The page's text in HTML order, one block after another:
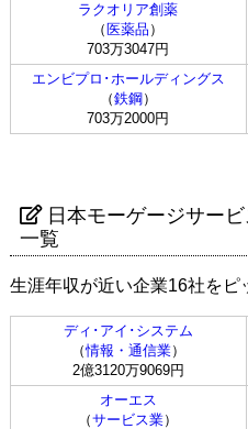
ラクオリア創薬
（ 医薬品 ）
703万3047円
エンビプロ･ホールディングス
（鉄鋼）
703万2000円
日本モーゲージサー
一覧
生涯年収が近い企業16社をピ
ディ･アイ･システム
（情報・通信業）
2億3120万9069円
オーエス
（サービス業）